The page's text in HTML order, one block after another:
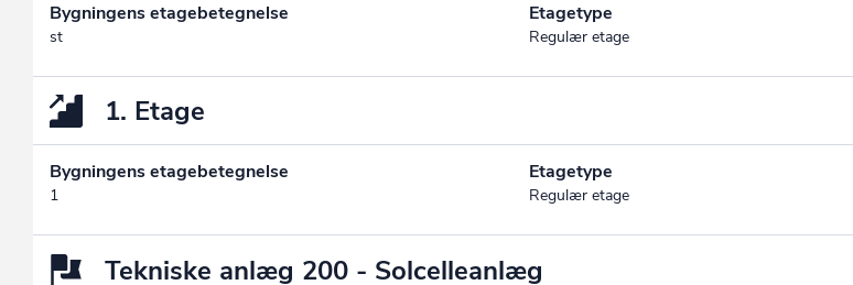
Bygningens etagebetegnelse
st
Etagetype
Regulær etage
1. Etage
Bygningens etagebetegnelse
1
Etagetype
Regulær etage
Tekniske anlæg 200 - Solcelleanlæg